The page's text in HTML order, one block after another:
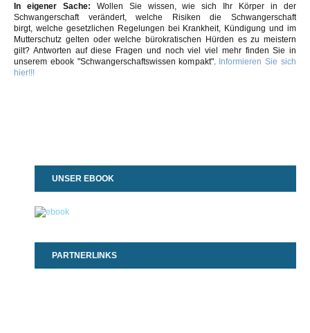
In eigener Sache: Wollen Sie wissen, wie sich Ihr Körper in der
Schwangerschaft verändert, welche Risiken die Schwangerschaft
birgt, welche gesetzlichen Regelungen bei Krankheit, Kündigung und im
Mutterschutz gelten oderwelche bürokratischen Hürden es zu meistern
gilt? Antworten auf diese Fragen und noch viel viel mehr finden Sie in
unserem ebook "Schwangerschaftswissen kompakt". Informieren Sie sich
hier!!!
UNSER EBOOK
PARTNERLINKS